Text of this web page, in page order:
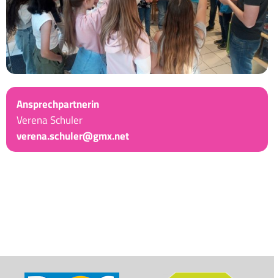
Ansprechpartnerin
Verena Schuler
verena.schuler@gmx.net